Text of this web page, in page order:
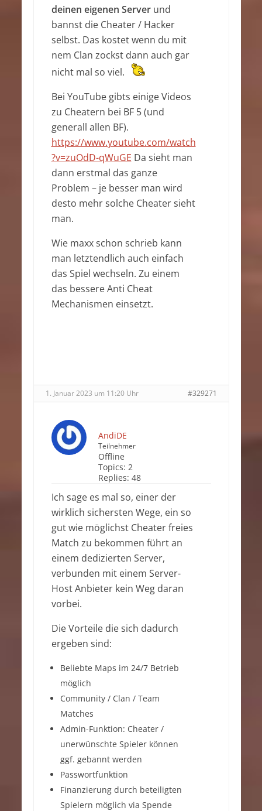
deinen eigenen Serverund
bannst die Cheater / Hacker
selbst. Das kostet wenn du mit
nem Clan zockst dann auch gar
nicht mal so viel.
Bei YouTube gibts einige Videos
zu Cheatern bei BF 5 (und
generall allen BF).
https://www.youtube.com/watch
?v=zuOdD-qWuGE Da sieht man
dann erstmal das ganze
Problem – je besser man wird
desto mehr solche Cheater sieht
man.
Wie maxx schon schrieb kann
man letztendlich auch einfach
das Spiel wechseln. Zu einem
das bessere Anti Cheat
Mechanismen einsetzt.
1. Januar 2023 um 11:20 Uhr #329271
AndiDE
Teilnehmer
Offline
Topics: 2
Replies: 48
Ich sage es mal so, einer der
wirklich sichersten Wege, ein so
gut wie möglichst Cheater freies
Match zu bekommen führt an
einem dedizierten Server,
verbunden mit einem Server-
Host Anbieter kein Weg daran
vorbei.
Die Vorteile die sich dadurch
ergeben sind:
Beliebte Maps im 24/7 Betrieb
möglich
Community / Clan / Team
Matches
Admin-Funktion: Cheater /
unerwünschte Spieler können
ggf. gebannt werden
Passwortfunktion
Finanzierung durch beteiligten
Spielern möglich via Spende